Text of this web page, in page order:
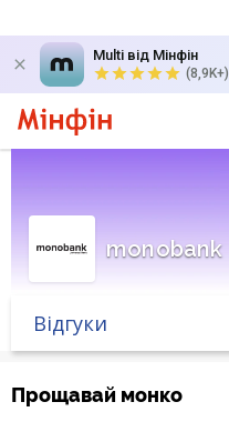
Multi від Мінфін
(8,9K+)
monobank
Відгуки
Прощавай монко